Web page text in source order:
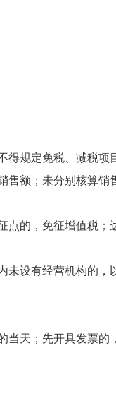
规定免税、减税项
额；未分别核算销
的，免征增值税；
设有经营机构的，
天；先开具发票的